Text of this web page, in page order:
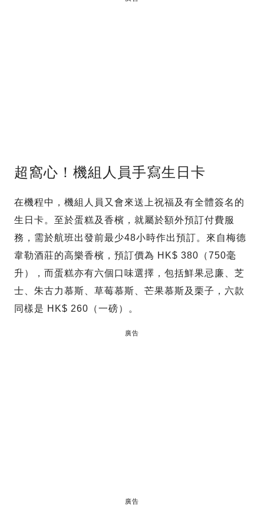
超窩心！機組人員手寫生日卡
在機程中，機組人員又會來送上祝福及有全體簽名的
生日卡。至於蛋糕及香檳，就屬於額外預訂付費服
務，需於航班出發前最少48小時作出預訂。來自梅德
韋勒酒莊的高樂香檳，預訂價為 HK$ 380（750毫
升），而蛋糕亦有六個口味選擇，包括鮮果忌廉、芝
士、朱古力慕斯、草莓慕斯、芒果慕斯及栗子，六款
同樣是 HK$ 260（一磅）。
廣告
廣告